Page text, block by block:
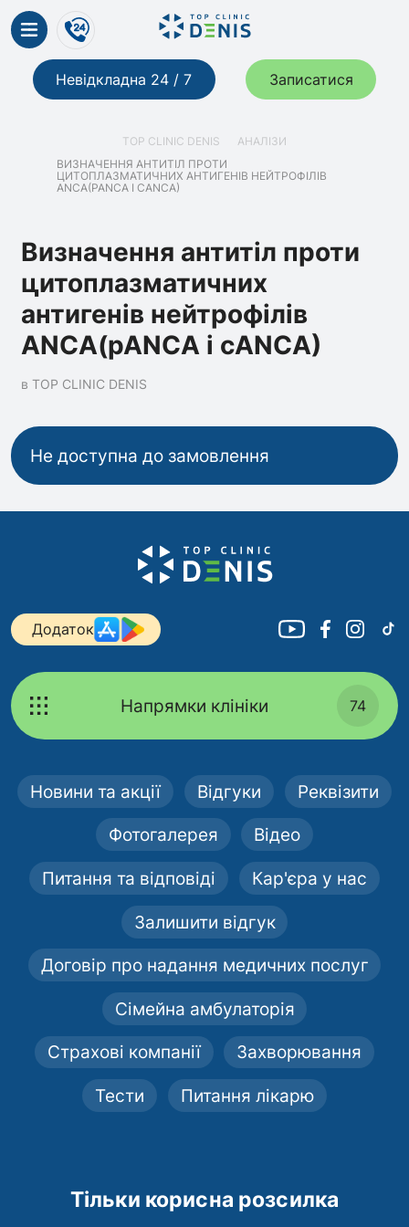
Невідкладна 24 / 7 Записатися
TOP CLINIC DENIS
АНАЛІЗИ
ВИЗНАЧЕННЯ АНТИТІЛ ПРОТИ
ЦИТОПЛАЗМАТИЧНИХ АНТИГЕНІВ НЕЙТРОФІЛІВ
ANCA(PANCA І CANCA)
Визначення антитіл проти
цитоплазматичних
антигенів нейтрофілів
ANCA(pANCA і cANCA)
в TOP CLINIC DENIS
Не доступна до замовлення
Додаток
Напрямки клініки 74
Новини та акції Відгуки Реквізити
Фотогалерея Відео
Питання та відповіді Кар'єра у нас
Залишити відгук
Договір про надання медичних послуг
Сімейна амбулаторія
Страхові компанії Захворювання
Тести Питання лікарю
Тільки корисна розсилка